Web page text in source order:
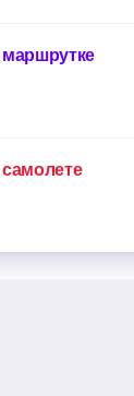
маршрутке
самолете